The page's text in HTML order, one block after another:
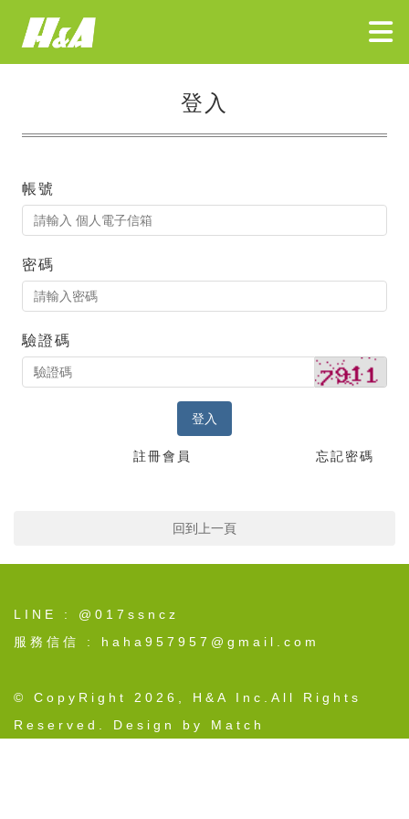
登入
帳號
密碼
驗證碼
登入
註冊會員 忘記密碼
回到上一頁
LINE : @017ssncz
服務信信 : haha957957@gmail.com
© CopyRight 2026, H&A Inc.All Rights
Reserved. Design by Match